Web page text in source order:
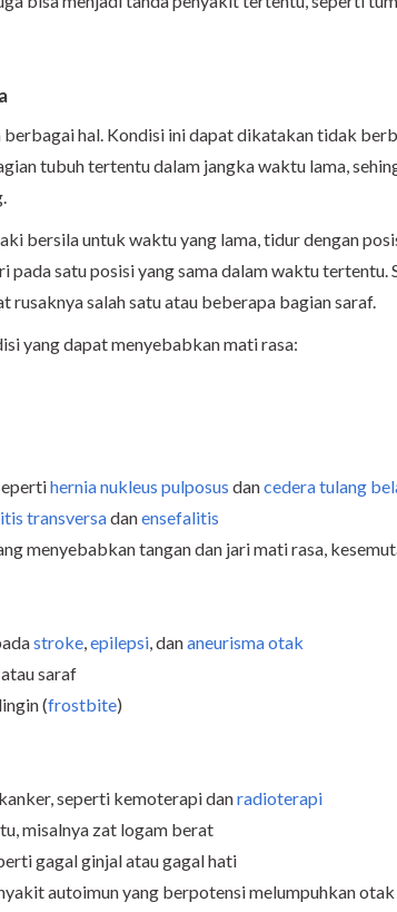
hal. Kondisi ini dapat dikatakan tidak
tubuh tertentu dalam jangka waktu lama,
bersila untuk waktu yang lama, tidur dengan
pada satu posisi yang sama dalam waktu tertentu.
salah satu atau beberapa bagian saraf.
yang dapat menyebabkan mati rasa:
hernia nukleus pulposus dancedera tulang
transversadanensefalitis
menyebabkan tangan dan jari mati rasa,
stroke,epilepsi, dananeurisma otak
saraf
(frostbite)
seperti kemoterapi danradioterapi
misalnya zat logam berat
gagal ginjal atau gagal hati
autoimun yang berpotensi melumpuhkan otak